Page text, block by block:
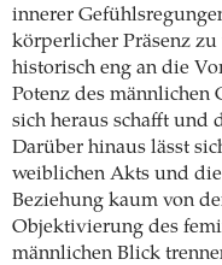
innerer
körperlicher Präsenz zu
historisch eng an die
Potenz des männlichen
sich heraus schafft und
Darüber hinaus lässt
weiblichen Akts und
Beziehung kaum von
Objektivierung des
männlichen Blick